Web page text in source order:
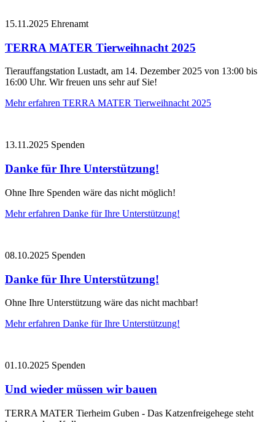
15.11.2025 Ehrenamt
TERRA MATER Tierweihnacht 2025
Tierauffangstation Lustadt, am 14. Dezember 2025 von 13:00 bis
16:00 Uhr. Wir freuen uns sehr auf Sie!
Mehr erfahren TERRA MATER Tierweihnacht 2025
13.11.2025 Spenden
Danke für Ihre Unterstützung!
Ohne Ihre Spenden wäre das nicht möglich!
Mehr erfahren Danke für Ihre Unterstützung!
08.10.2025 Spenden
Danke für Ihre Unterstützung!
Ohne Ihre Unterstützung wäre das nicht machbar!
Mehr erfahren Danke für Ihre Unterstützung!
01.10.2025 Spenden
Und wieder müssen wir bauen
TERRA MATER Tierheim Guben - Das Katzenfreigehege steht